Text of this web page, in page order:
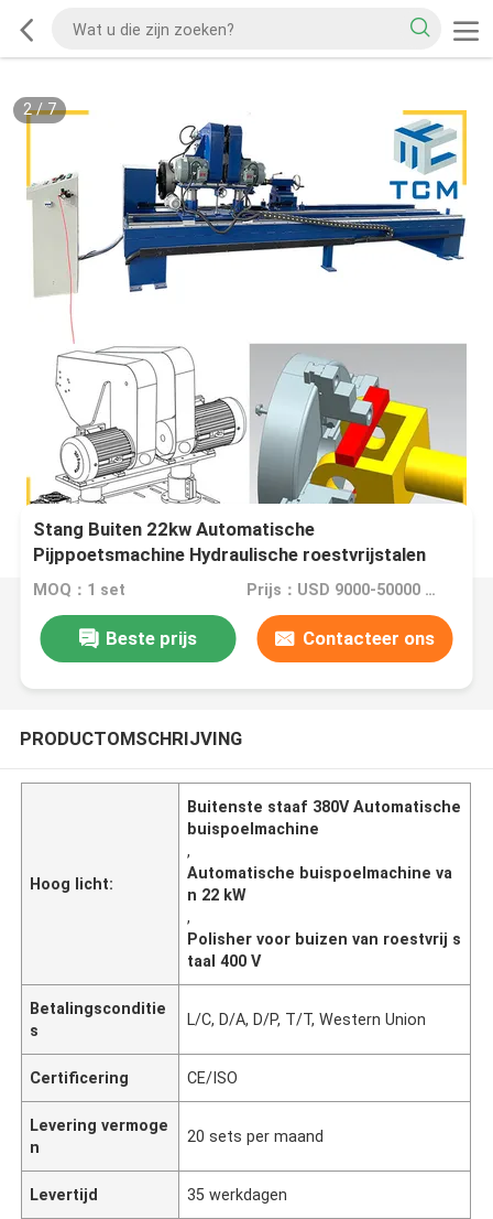
2/7
Stang Buiten 22kw Automatische
Pijppoetsmachine Hydraulische roestvrijstalen
buispoeler
MOQ：1 set Prijs：USD 9000-50000 Dollar per set
Beste prijs Contacteer ons
PRODUCTOMSCHRIJVING
Hoog licht:
Buitenste staaf 380V Automatische
buispoelmachine
,
Automatische buispoelmachine va
n 22 kW
,
Polisher voor buizen van roestvrij s
taal 400 V
Betalingsconditie
s
L/C, D/A, D/P, T/T, Western Union
Certificering CE/ISO
Levering vermoge
n
20 sets per maand
Levertijd 35 werkdagen